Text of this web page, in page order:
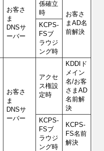
お客さ
ま
DNSサ
ーバー
係確立
時
お客さ
まAD名
前解決
KCPS-
FSブ
ラウジ
ング時
お客さ
ま
DNSサ
ーバー
アクセ
ス権設
定時
KDDIド
メイン
名/お客
さまAD
名前解
決
KCPS-
FSブ
ラウジ
ング時
KCPS-
FS名前
解決